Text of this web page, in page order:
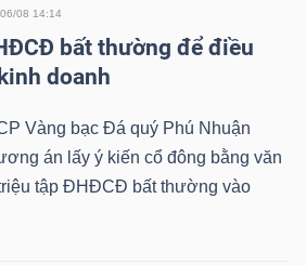
06/08 14:14
bất thường để điều
doanh
Vàng bạc Đá quý Phú Nhuận
án lấy ý kiến cổ đông bằng văn
tập ĐHĐCĐ bất thường vào